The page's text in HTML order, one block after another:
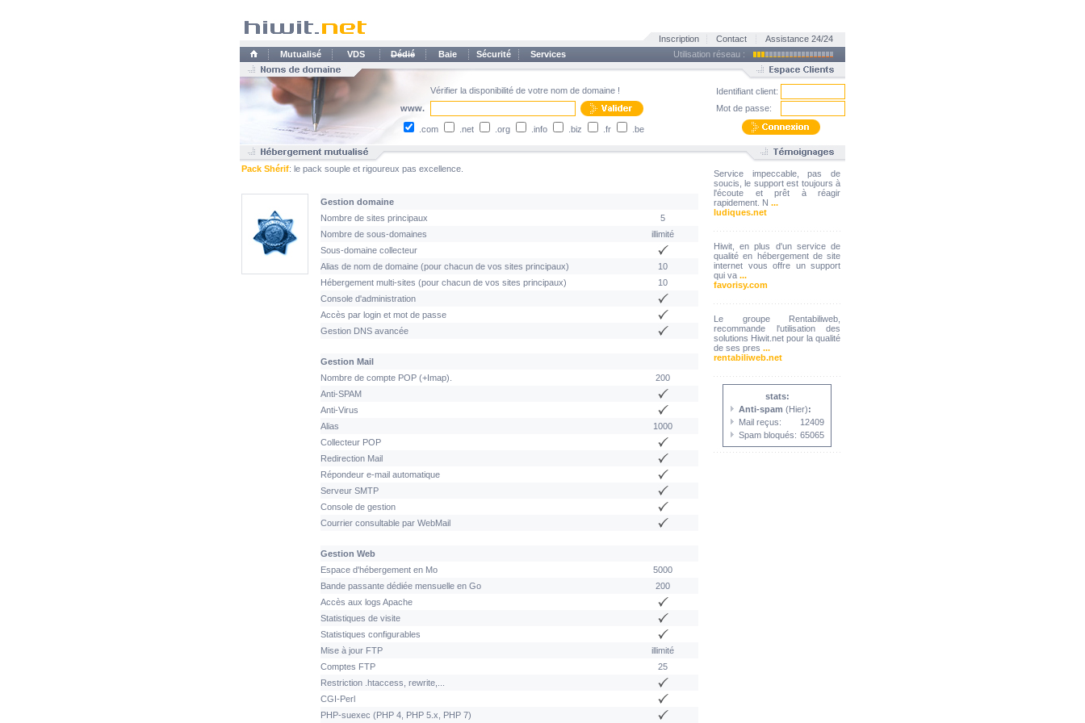
Inscription Contact
Assistance 24/24
Mutualisé
VDS Dédié Baie Sécurité Services Utilisation réseau :
Vérifier la disponibilité de votre nom de domaine !
www.
.com .net .org .info .biz .fr .be
Identifiant client:
Mot de passe:
Pack Shérif: le pack souple et rigoureux pas excellence.
Gestion domaine
Nombre de sites principaux
5
Nombre de sous-domaines
illimité
Sous-domaine collecteur
Alias de nom de domaine (pour chacun de vos sites principaux)
10
Hébergement multi-sites (pour chacun de vos sites principaux)
10
Console d'administration
Accès par login et mot de passe
Gestion DNS avancée
Gestion Mail
Nombre de compte POP (+Imap).
200
Anti-SPAM
Anti-Virus
Alias
1000
Collecteur POP
Redirection Mail
Répondeur e-mail automatique
Serveur SMTP
Console de gestion
Courrier consultable par WebMail
Gestion Web
Espace d'hébergement en Mo
5000
Bande passante dédiée mensuelle en Go
200
Accès aux logs Apache
Statistiques de visite
Statistiques configurables
Mise à jour FTP
illimité
Comptes FTP
25
Restriction .htaccess, rewrite,...
CGI-Perl
PHP-suexec (PHP 4, PHP 5.x, PHP 7)
Service impeccable, pas de
soucis, le support est toujours à
l'écoute et prêt à réagir
rapidement. N ...
ludiques.net
Hiwit, en plus d'un service de
qualité en hébergement de site
internet vous offre un support
qui va ...
favorisy.com
Le groupe Rentabiliweb,
recommande l'utilisation des
solutions Hiwit.net pour la qualité
de ses pres ...
rentabiliweb.net
stats:
Anti-spam (Hier):
Mail reçus:
12409
Spam bloqués: 65065